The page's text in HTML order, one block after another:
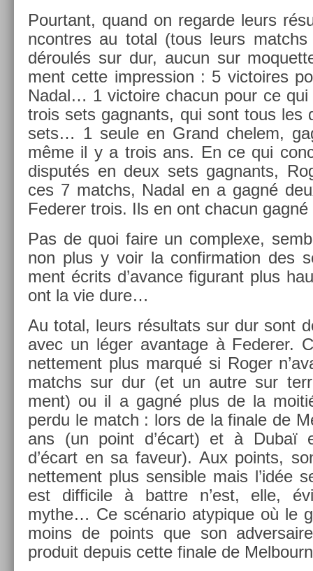
Pour­tant, quand on re­gar­de leurs
ncontres au total (tous leurs
déroulés sur dur, aucun sur
ment cette im­press­ion : 5 vic­toires
Nadal… 1 vic­toire chacun pour ce
trois sets gag­nants, qui sont tous les
sets… 1 seule en Grand chelem,
même il y a trois ans. En ce qui
dis­putés en deux sets gag­nants,
ces 7 matchs, Nadal en a gagné
Feder­er trois. Ils en ont chacun
Pas de quoi faire un com­plexe,
non plus y voir la con­fir­ma­tion des
ment écrits d’avan­ce figurant plus
ont la vie dure…
Au total, leurs résul­tats sur dur sont
avec un léger avan­tage à Feder­er.
net­te­ment plus marqué si Roger
matchs sur dur (et un autre sur
ment) ou il a gagné plus de la
perdu le match : lors de la fin­ale de
ans (un point d’écart) et à Dubaï
d’écart en sa faveur). Aux points,
net­te­ment plus sen­sib­le mais l’idée
est dif­ficile à battre n’est, elle,
mythe… Ce scénario atypique où le
moins de points que son
produit de­puis cette fin­ale de